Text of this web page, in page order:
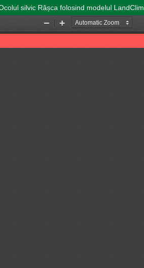
silvic Râșca folosind modelul LandClim